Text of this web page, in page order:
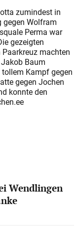
zumindest in
gegen Wolfram
Perma war
gezeigten
machten
Baum
Kampf gegen
gegen Jochen
konnte den
Wendlingen